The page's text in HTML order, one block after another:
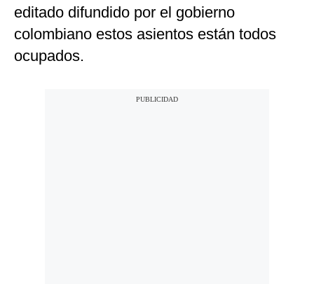
editado difundido por el gobierno
colombiano estos asientos están todos
ocupados.